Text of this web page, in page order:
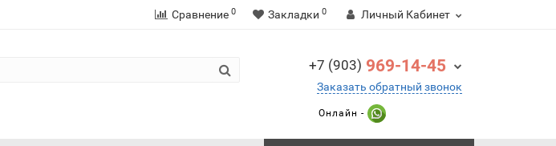
Сравнение 0 Закладки 0 Личный Кабинет
+7 (903) 969-14-45
Заказать обратный звонок
Онлайн -